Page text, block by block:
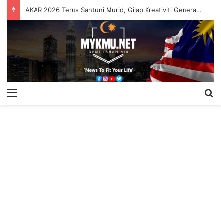
AKAR 2026 Terus Santuni Murid, Gilap Kreativiti Generasi Muda